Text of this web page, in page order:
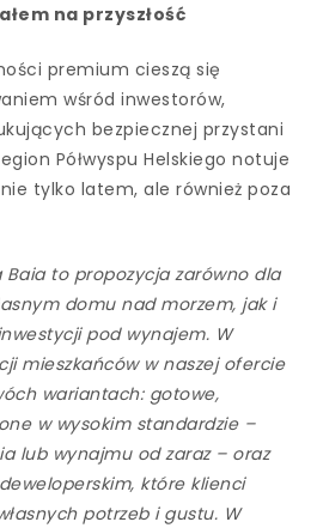
na przyszłość
premium cieszą się
wśród inwestorów,
bezpiecznej przystani
Półwyspu Helskiego notuje
tylko latem, ale również poza
to propozycja zarówno dla
domu nad morzem, jak i
pod wynajem. W
mieszkańców w naszej ofercie
wariantach: gotowe,
w wysokim standardzie –
lub wynajmu od zaraz – oraz
które klienci
potrzeb i gustu. W